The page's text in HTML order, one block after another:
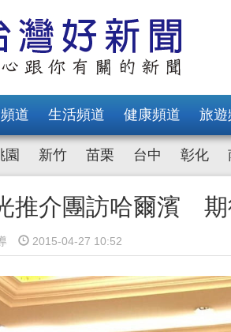
道 生活頻道 健康頻道 旅遊
園 新竹 苗栗 台中 彰化
推介團訪哈爾濱 期
2015-04-27 10:52